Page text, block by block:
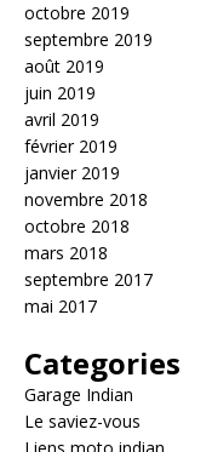
octobre 2019
septembre 2019
août 2019
juin 2019
avril 2019
février 2019
janvier 2019
novembre 2018
octobre 2018
mars 2018
septembre 2017
mai 2017
Categories
Garage Indian
Le saviez-vous